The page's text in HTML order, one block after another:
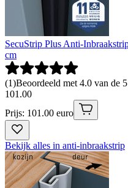
SecuStrip Plus Anti-
cm
(1)Beoordeeld met 4.0 van de
101 .00
Prijs: 101.00 euro
Bekijk alles in anti-inbraakstrip